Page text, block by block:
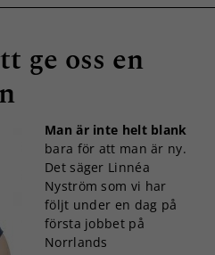
ge oss en
Man är inte helt blank
bara för att man är ny.
Det säger Linnéa
Nyström som vi har
följt under en dag på
första jobbet på
Norrlands